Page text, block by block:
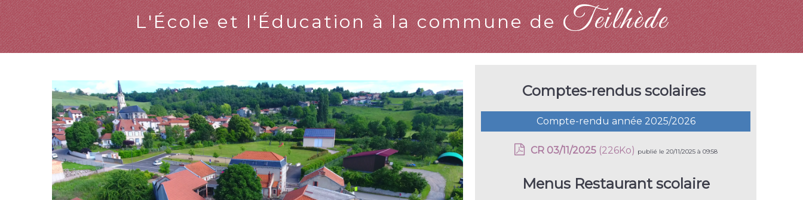
L'École et l'Éducation à la commune deTeilhède
Comptes-rendus scolaires
Compte-rendu année 2025/2026
CR 03/11/2025(226Ko) publié le 20/11/2025 à 09:58
Menus Restaurant scolaire